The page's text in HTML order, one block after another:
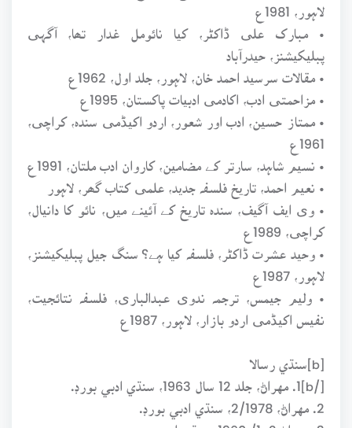
لاہور، 1981ع
• مبارک علی ڈاکٹر، کیا نائومل غدار تھا، آگہی
پبلیکیشنز، حیدرآباد
• مقالات سرسید احمد خان، لاہور، جلد اول، 1962ع
• مزاحمتی ادب، اکادمی ادبیات پاکستان، 1995ع
• ممتاز حسین، ادب اور شعور، اردو اکیڈمی سندہ، کراچی،
1961ع
• نسیم شاہد، سارتر کے مضامین، کاروان ادب ملتان، 1991ع
• نعیم احمد، تاریخ فلسفہ جدید، علمی کتاب گھر، لاہور
• وی ایف آگیف، سندہ تاریخ کے آئینے میں، نائو کا دانیال،
کراچی، 1989ع
• وحید عشرت ڈاکٹر، فلسفہ کیا ہے؟ سنگ جیل پبلیکیشنز،
لاہور، 1987ع
• ولیم جیمس، ترجمہ ندوی عبدالباری، فلسفہ نتائجیت،
نفیس اکیڈمی اردو بازار، لاہور، 1987ع
[b]سنڌي رسالا
[/b]1. مهراڻ، جلد 12 سال 1963، سنڌي ادبي بورڊ.